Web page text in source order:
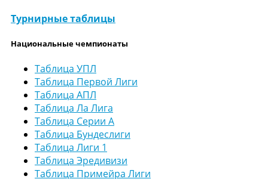
Турнирные таблицы
Национальные чемпионаты
Таблица УПЛ
Таблица Первой Лиги
Таблица АПЛ
Таблица Ла Лига
Таблица Серии А
Таблица Бундеслиги
Таблица Лиги 1
Таблица Эредивизи
Таблица Примейра Лиги